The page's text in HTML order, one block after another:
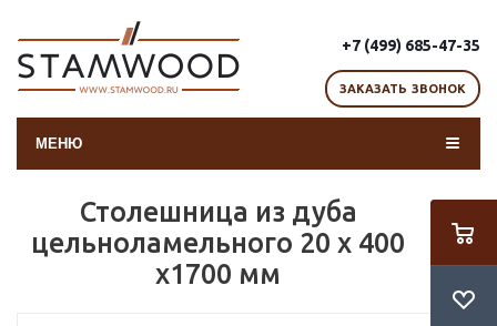
+7 (499) 685-47-35
ЗАКАЗАТЬ ЗВОНОК
МЕНЮ
Столешница из дуба
цельноламельного 20 х 400
х1700 мм